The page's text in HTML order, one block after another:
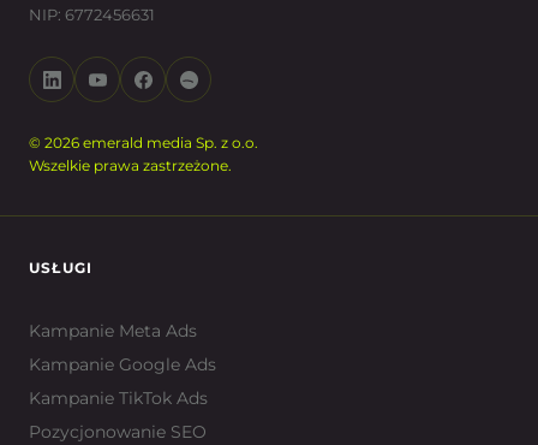
NIP: 6772456631
© 2026 emerald media Sp. z o.o.
Wszelkie prawa zastrzeżone.
USŁUGI
Kampanie Meta Ads
Kampanie Google Ads
Kampanie TikTok Ads
Pozycjonowanie SEO